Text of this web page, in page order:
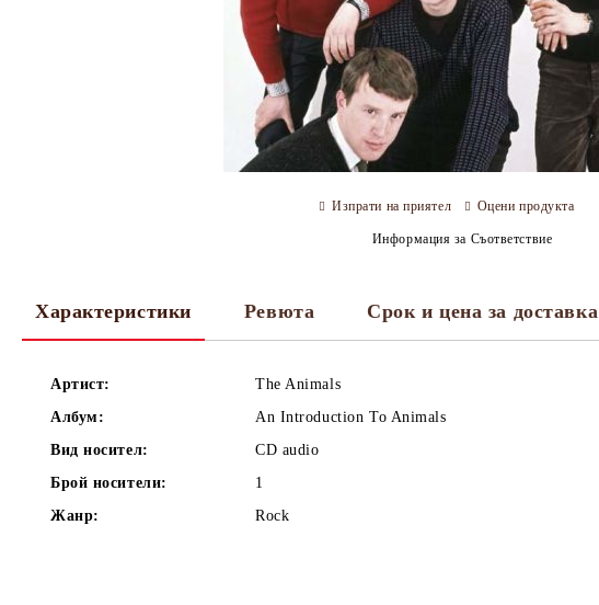
Изпрати на приятел Оцени продукта
Информация за Съответствие
Характеристики Ревюта Срок и цена за доставка
Артист:
The Animals
Албум:
An Introduction To Animals
Вид носител:
CD audio
Брой носители:
1
Жанр:
Rock